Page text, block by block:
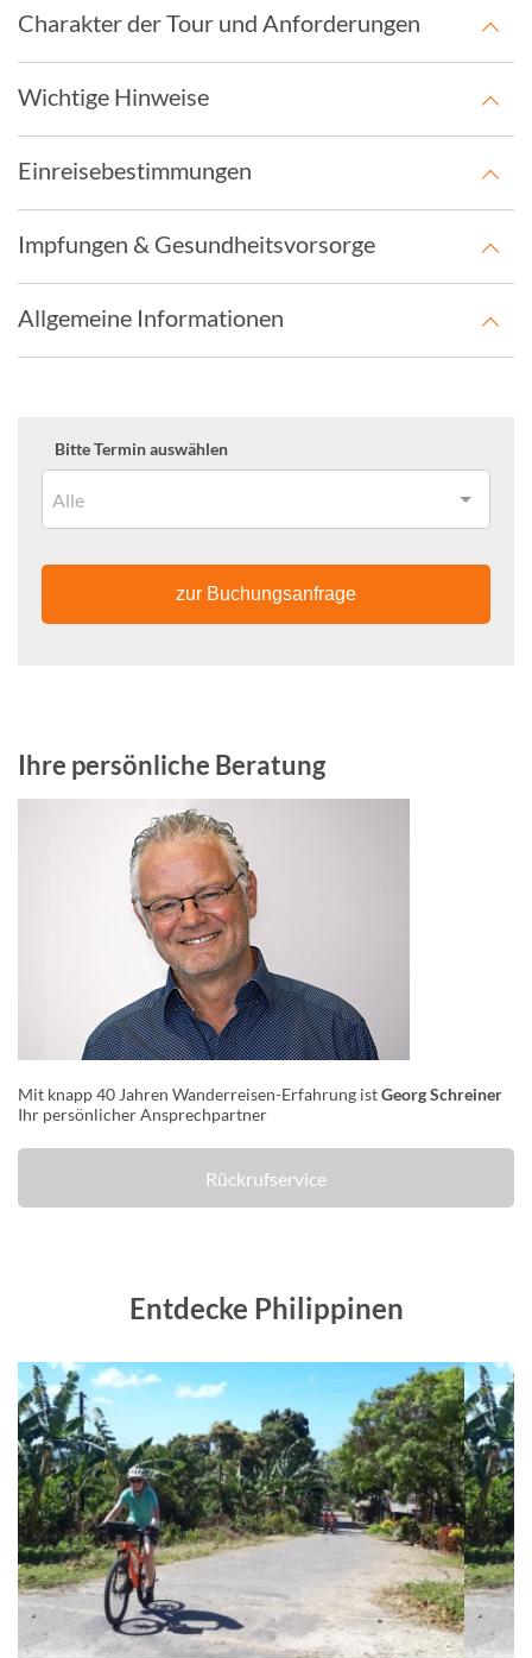
Charakter der Tour und Anforderungen
Wichtige Hinweise
Einreisebestimmungen
Impfungen & Gesundheitsvorsorge
Allgemeine Informationen
Bitte Termin auswählen
Alle
zur Buchungsanfrage
Ihre persönliche Beratung
Mit knapp 40 Jahren Wanderreisen-Erfahrung istGeorg Schreiner
Ihr persönlicher Ansprechpartner
Rückrufservice
Entdecke Philippinen
©